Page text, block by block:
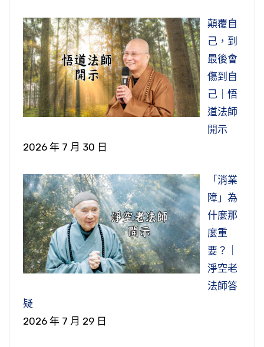
顛覆自
己，到
最後會
傷到自
己｜悟
道法師
開示
2026 年 7 月 30 日
「消業
障」為
什麼那
麼重
要？｜
淨空老
法師答
疑
2026 年 7 月 29 日